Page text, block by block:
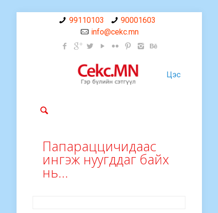
99110103
90001603
info@cekc.mn
Цэс
Папараццичидаас
ингэж нуугддаг байх
нь…